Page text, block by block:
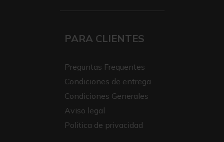
PARA CLIENTES
Preguntas Frequentes
Condiciones de entrega
Condiciones Generales
Aviso legal
Politica de privacidad